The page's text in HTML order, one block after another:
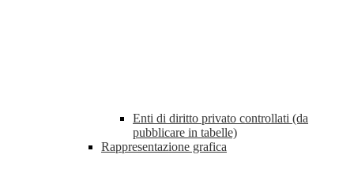
Enti di diritto privato controllati (da
pubblicare in tabelle)
Rappresentazione grafica